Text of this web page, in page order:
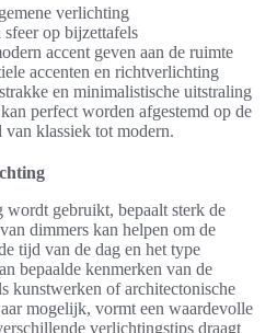
verlichting
op bijzettafels
accent geven aan de ruimte
accenten en richtverlichting
en minimalistische uitstraling
perfect worden afgestemd op de
klassiek tot modern.
gebruikt, bepaalt sterk de
dimmers kan helpen om de
tijd van de dag en het type
bepaalde kenmerken van de
kunstwerken of architectonische
mogelijk, vormt een waardevolle
verlichtingstips draagt